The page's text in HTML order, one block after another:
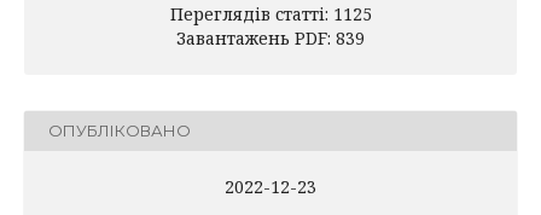
Переглядів статті: 1125
Завантажень PDF: 839
ОПУБЛІКОВАНО
2022-12-23